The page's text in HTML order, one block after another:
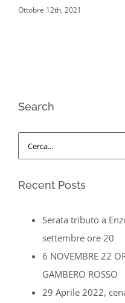
Ottobre 12th, 2021
Search
Cerca
per:
Recent Posts
Serata tributo a
settembre ore 20
6 NOVEMBRE 22
GAMBERO ROSSO
29 Aprile 2022,